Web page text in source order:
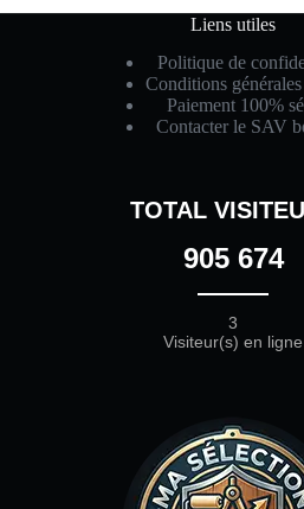
Liens utiles
Politique de
Conditions
Paiement 100%
Contacter le SAV
TOTAL
905 674
3
Visiteur(s) en ligne